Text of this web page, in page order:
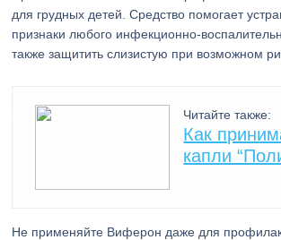
для грудных детей. Средство помогает
признаки любого инфекционно-
также защитить слизистую при возможном
Читайте также:
Как
капли
Не применяйте Виферон даже для